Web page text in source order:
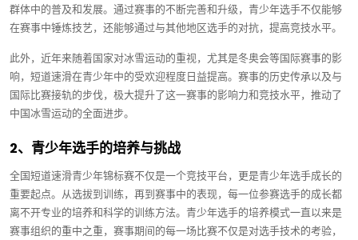
群体中的普及和发展。通过赛事的不断完善和升级，青少年选手不仅能够
在赛事中锤炼技艺，还能够通过与其他地区选手的对抗，提高竞技水平。
此外，近年来随着国家对冰雪运动的重视，尤其是冬奥会等国际赛事的影
响，短道速滑在青少年中的受欢迎程度日益提高。赛事的历史传承以及与
国际比赛接轨的步伐，极大提升了这一赛事的影响力和竞技水平，推动了
中国冰雪运动的全面进步。
2、青少年选手的培养与挑战
全国短道速滑青少年锦标赛不仅是一个竞技平台，更是青少年选手成长的
重要起点。从选拔到训练，再到赛事中的表现，每一位参赛选手的成长都
离不开专业的培养和科学的训练方法。青少年选手的培养模式一直以来是
赛事组织的重中之重，赛事期间的每一场比赛不仅是对选手技术的考验，